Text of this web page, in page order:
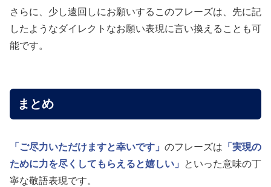
さらに、少し遠回しにお願いするこのフレーズは、先に記
したようなダイレクトなお願い表現に言い換えることも可
能です。
まとめ
「ご尽力いただけますと幸いです」 のフレーズは 「実現の
ために力を尽くしてもらえると嬉しい」
といった意味の丁
寧な敬語表現です。